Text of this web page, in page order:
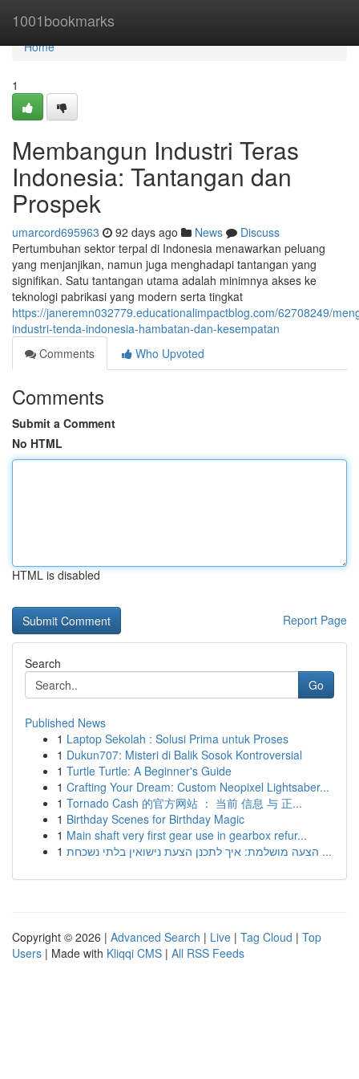
1001bookmarks
Home
Home
1
Membangun Industri Teras
Indonesia: Tantangan dan
Prospek
umarcord695963 92 days ago News
Discuss
Pertumbuhan sektor terpal di Indonesia menawarkan peluang
yang menjanjikan, namun juga menghadapi tantangan yang
signifikan. Satu tantangan utama adalah minimnya akses ke
teknologi pabrikasi yang modern serta tingkat
https://janeremn032779.educationalimpactblog.com/62708249/
industri-tenda-indonesia-hambatan-dan-kesempatan
Comments
Who Upvoted
Comments
Submit a Comment
No HTML
HTML is disabled
Report Page
Search
Go
Published News
1 Laptop Sekolah : Solusi Prima untuk Proses
1 Dukun707: Misteri di Balik Sosok Kontroversial
1 Turtle Turtle: A Beginner's Guide
1 Crafting Your Dream: Custom Neopixel Lightsaber...
1 Tornado Cash 的官方网站 ： 当前 信息 与 正...
1 Birthday Scenes for Birthday Magic
1 Main shaft very first gear use in gearbox refur...
1
הצעה מושלמת: איך לתכנן הצעת נישואין בלתי נשכחת ...
Copyright © 2026 | Advanced Search | Live | Tag Cloud | Top
Users | Made with Kliqqi CMS | All RSS Feeds